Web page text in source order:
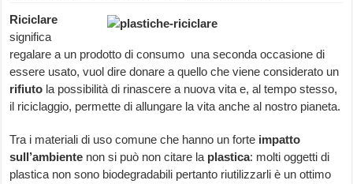
Riciclare
significa
regalare a un prodotto di consumo una seconda occasione di
essere usato, vuol dire donare a quello che viene considerato un
rifiuto la possibilità di rinascere a nuova vita e, al tempo stesso,
il riciclaggio, permette di allungare la vita anche al nostro pianeta.
Tra i materiali di uso comune che hanno un forte impatto
sull’ambiente non si può non citare la plastica: molti oggetti di
plastica non sono biodegradabili pertanto riutilizzarli è un ottimo